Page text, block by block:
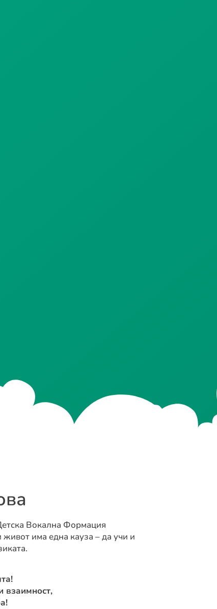
Вокална Формация
има една кауза – да учи и
взаимност,